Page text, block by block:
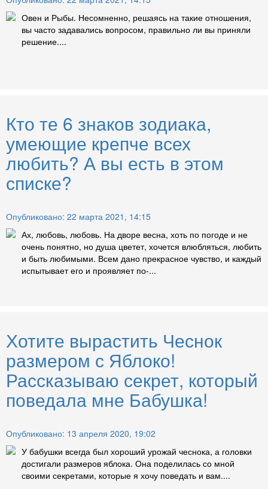
Овен и Рыбы. Несомненно, решаясь на такие отношения,
вы часто задавались вопросом, правильно ли вы приняли
решение....
Кто те 6 знаков зодиака,
умеющие крепче всех
любить? А вы есть в этом
списке?
Опубликовано: 22 марта 2021, 14:15
Ах, любовь, любовь. На дворе весна, хоть по погоде и не
очень понятно, но душа цветет, хочется влюбляться, любить
и быть любимыми. Всем дано прекрасное чувство, и каждый
испытывает его и проявляет по-...
Хотите вырастить Чеснок
размером с Яблоко!
Рассказываю секрет, который
поведала мне Бабушка!
Опубликовано: 13 апреля 2020, 19:02
У бабушки всегда был хороший урожай чеснока, а головки
достигали размеров яблока. Она поделилась со мной
своими секретами, которые я хочу поведать и вам....